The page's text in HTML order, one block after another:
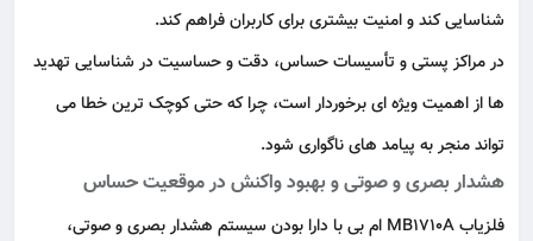
شناسایی کند و امنیت بیشتری برای کاربران فراهم کند.
در مراکز پستی و تأسیسات حساس، دقت و حساسیت در شناسایی تهدید
ها از اهمیت ویژه‌ ای برخوردار است، چرا که حتی کوچک‌ ترین خطا می‌
تواند منجر به پیامد های ناگواری شود.
هشدار بصری و صوتی و بهبود واکنش در موقعیت‌ حساس
فلزیاب MB1710A ام بی با دارا بودن سیستم هشدار بصری و صوتی،